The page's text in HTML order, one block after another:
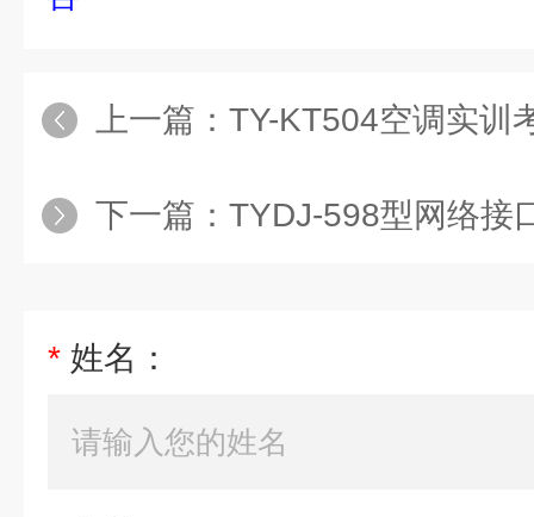
上一篇： TY-KT504空调实训考核装置|
下一篇： TYDJ-598型网络接口型单片机、微机综
* 姓名：